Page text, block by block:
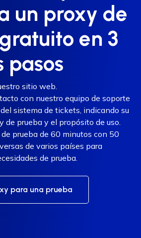
un proxy de
en 3
pasos
sitio web.
con nuestro equipo de soporte
sistema de tickets, indicando su
de prueba y el propósito de uso.
prueba de 60 minutos con 50
de varios países para
de prueba.
para una prueba